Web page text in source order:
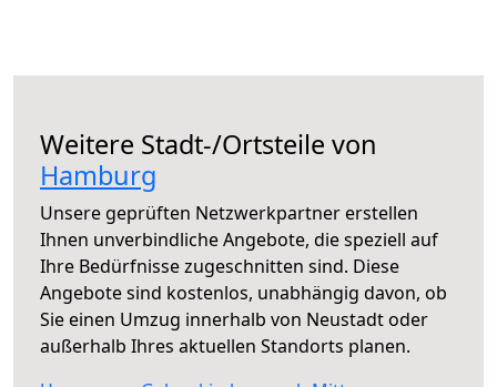
Weitere Stadt-/Ortsteile von
Hamburg
Unsere geprüften Netzwerkpartner erstellen
Ihnen unverbindliche Angebote, die speziell auf
Ihre Bedürfnisse zugeschnitten sind. Diese
Angebote sind kostenlos, unabhängig davon, ob
Sie einen Umzug innerhalb von Neustadt oder
außerhalb Ihres aktuellen Standorts planen.